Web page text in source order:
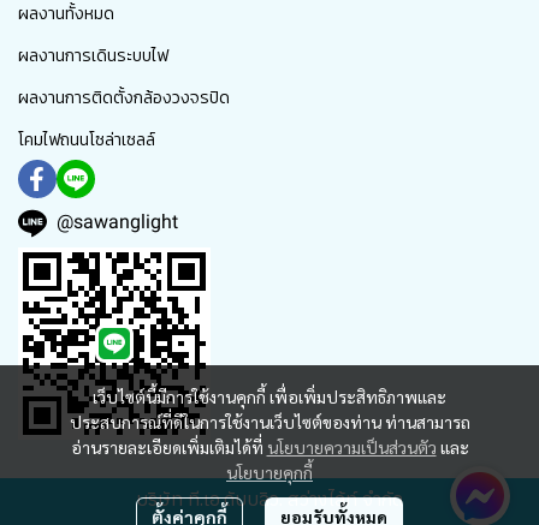
เว็บไซต์นี้มีการใช้งานคุกกี้ เพื่อเพิ่มประสิทธิภาพและ
ประสบการณ์ที่ดีในการใช้งานเว็บไซต์ของท่าน ท่านสามารถ
อ่านรายละเอียดเพิ่มเติมได้ที่ นโยบายความเป็นส่วนตัว และ
นโยบายคุกกี้
ตั้งค่าคุกกี้ ยอมรับทั้งหมด
ผลงานทั้งหมด
ผลงานการเดินระบบไฟ
ผลงานการติดตั้งกล้องวงจรปิด
โคมไฟถนนโซล่าเซลล์
@sawanglight
บริษัท ที.เอ.ดับบลิว. สว่างไล้ท์ จำกัด